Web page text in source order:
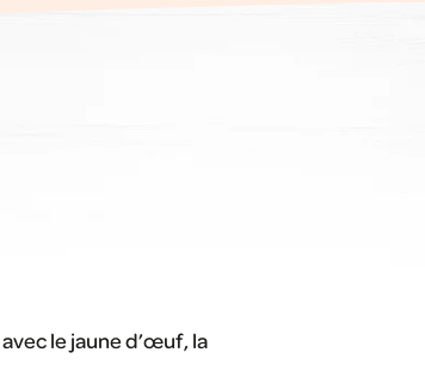
avec le jaune d’œuf, la